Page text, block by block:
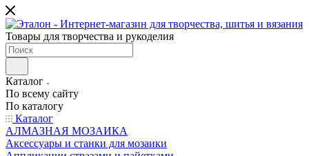
Товары для творчества и рукоделия
Каталог
По всему сайту
По каталогу
Каталог
АЛМАЗНАЯ МОЗАИКА
Аксессуары и станки для мозаики